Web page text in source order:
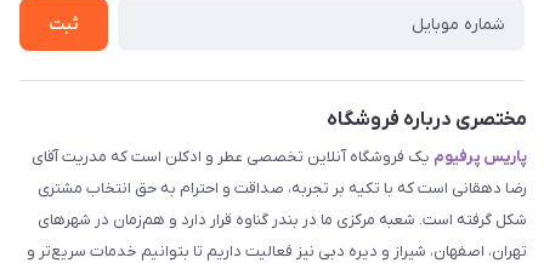
ثبت
مختصری درباره فروشگاه
پاریس پرفیوم یک فروشگاه آنلاین تخصصی عطر و ادکلن است که مدریت آقای
رضا دهقانی است که با تکیه بر تجربه، صداقت و احترام به حق انتخاب مشتری
شکل گرفته است. شعبه مرکزی ما در بندر گناوه قرار دارد و هم‌زمان در شهرهای
تهران، اصفهان، شیراز و دیره دبی نیز فعالیت داریم تا بتوانیم خدمات سریع‌تر و